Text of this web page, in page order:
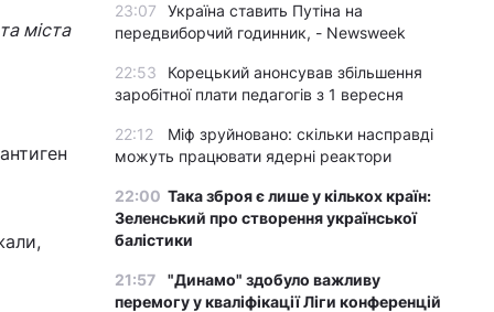
міста
23:07
Україна ставить Путіна на
передвиборчий годинник, - Newsweek
22:53
Корецький анонсував збільшення
заробітної плати педагогів з 1 вересня
22:12
Міф зруйновано: скільки насправді
можуть працювати ядерні реактори
22:00 Така зброя є лише у кількох країн:
Зеленський про створення української
балістики
21:57
"Динамо" здобуло важливу
перемогу у кваліфікації Ліги конференцій